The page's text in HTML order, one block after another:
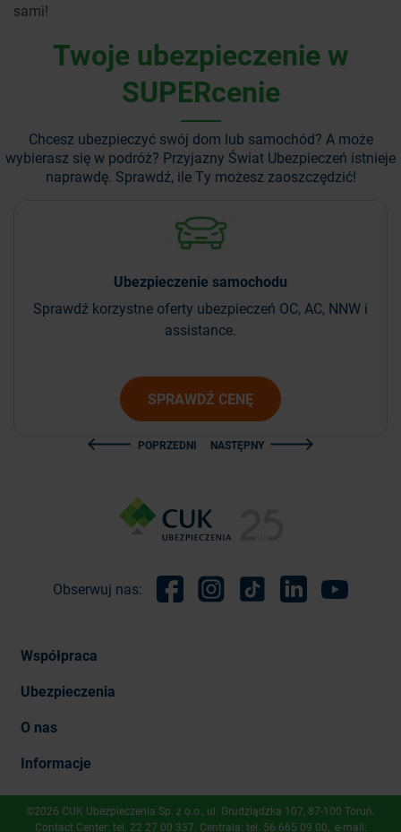
sami!
Twoje ubezpieczenie w
SUPERcenie
Chcesz ubezpieczyć swój dom lub samochód? A może
wybierasz się w podróż? Przyjazny Świat Ubezpieczeń istnieje
naprawdę. Sprawdź, ile Ty możesz zaoszczędzić!
Ubezpieczenie samochodu
Sprawdź korzystne oferty ubezpieczeń OC, AC, NNW i
assistance.
SPRAWDŹ CENĘ
POPRZEDNI NASTĘPNY
Obserwuj nas:
Współpraca
Ubezpieczenia
O nas
Informacje
©2026 CUK Ubezpieczenia Sp. z o.o., ​ul. Grudziądzka 107, 87-100 Toruń.
Contact Center: tel. 22 27 00 337. Centrala: tel. 56 665 09 00, e-mail: